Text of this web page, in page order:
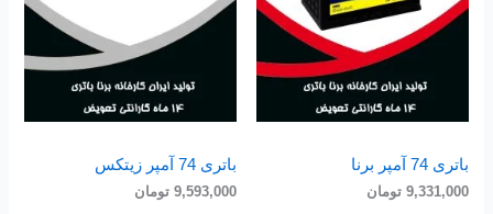
باتری 74 آمپر برنا
9,331,000 تومان
باتری 74 آمپر زیتکس
9,593,000 تومان